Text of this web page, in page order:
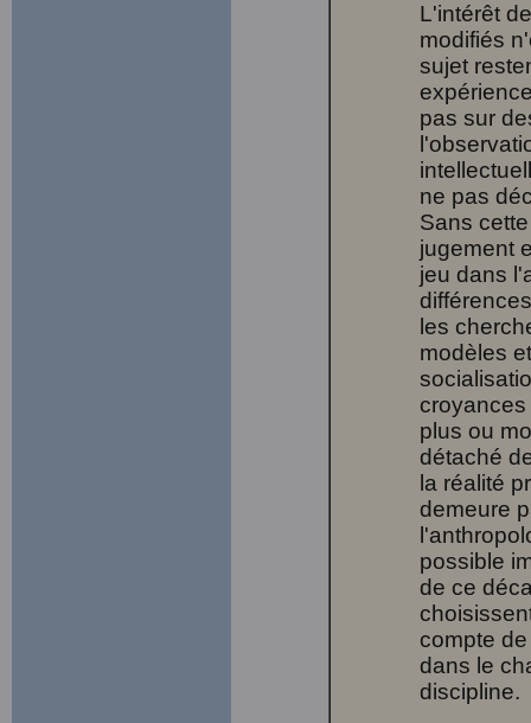
L'intérêt
modifiés
sujet
pas sur
ne pas
Sans
jugement
jeu dans
les
modèles
plus ou
détaché
la réalité
demeure
possible
de ce
compte
dans le
discipline.